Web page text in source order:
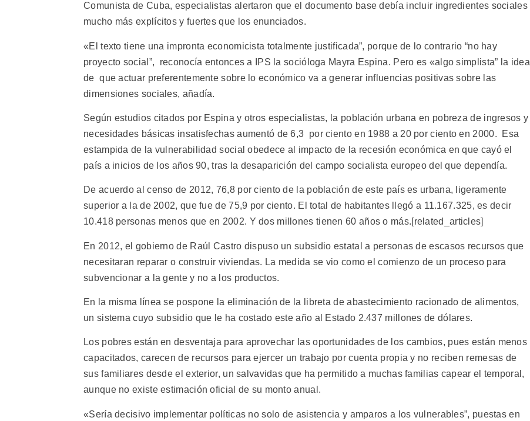
Comunista de Cuba, especialistas alertaron que el documento base debía incluir ingredientes sociales
mucho más explícitos y fuertes que los enunciados.
«El texto tiene una impronta economicista totalmente justificada”, porque de lo contrario “no hay
proyecto social”, reconocía entonces a IPS la socióloga Mayra Espina. Pero es «algo simplista” la idea
de que actuar preferentemente sobre lo económico va a generar influencias positivas sobre las
dimensiones sociales, añadía.
Según estudios citados por Espina y otros especialistas, la población urbana en pobreza de ingresos y
necesidades básicas insatisfechas aumentó de 6,3 por ciento en 1988 a 20 por ciento en 2000. Esa
estampida de la vulnerabilidad social obedece al impacto de la recesión económica en que cayó el
país a inicios de los años 90, tras la desaparición del campo socialista europeo del que dependía.
De acuerdo al censo de 2012, 76,8 por ciento de la población de este país es urbana, ligeramente
superior a la de 2002, que fue de 75,9 por ciento. El total de habitantes llegó a 11.167.325, es decir
10.418 personas menos que en 2002. Y dos millones tienen 60 años o más.[related_articles]
En 2012, el gobierno de Raúl Castro dispuso un subsidio estatal a personas de escasos recursos que
necesitaran reparar o construir viviendas. La medida se vio como el comienzo de un proceso para
subvencionar a la gente y no a los productos.
En la misma línea se pospone la eliminación de la libreta de abastecimiento racionado de alimentos,
un sistema cuyo subsidio que le ha costado este año al Estado 2.437 millones de dólares.
Los pobres están en desventaja para aprovechar las oportunidades de los cambios, pues están menos
capacitados, carecen de recursos para ejercer un trabajo por cuenta propia y no reciben remesas de
sus familiares desde el exterior, un salvavidas que ha permitido a muchas familias capear el temporal,
aunque no existe estimación oficial de su monto anual.
«Sería decisivo implementar políticas no solo de asistencia y amparos a los vulnerables”, puestas en